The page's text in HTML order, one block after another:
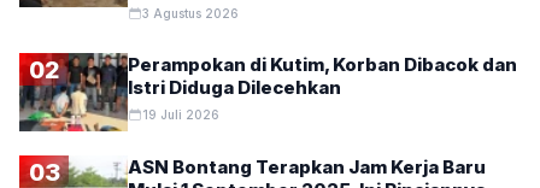
3 Agustus 2026
02
Perampokan di Kutim, Korban Dibacok dan
Istri Diduga Dilecehkan
19 Juli 2026
03
ASN Bontang Terapkan Jam Kerja Baru